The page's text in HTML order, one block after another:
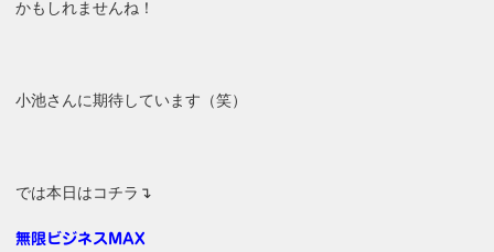
かもしれませんね！
小池さんに期待しています（笑）
では本日はコチラ↴
無限ビジネスMAX